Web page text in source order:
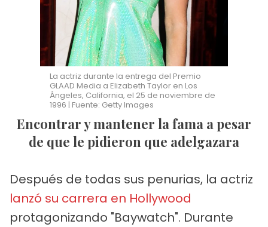
La actriz durante la entrega del Premio
GLAAD Media a Elizabeth Taylor en Los
Ángeles, California, el 25 de noviembre de
1996 | Fuente: Getty Images
Encontrar y mantener la fama a pesar
de que le pidieron que adelgazara
Después de todas sus penurias, la actriz
lanzó su carrera en Hollywood
protagonizando "Baywatch". Durante